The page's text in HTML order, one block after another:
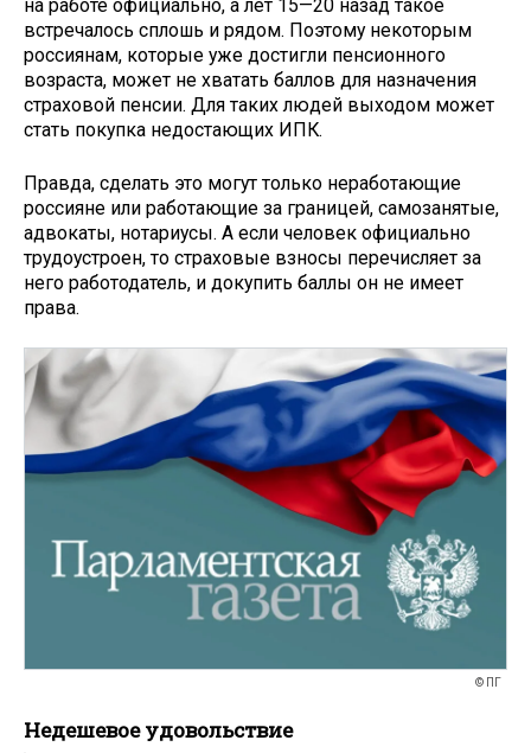
на работе официально, а лет 15—20 назад такое
встречалось сплошь и рядом. Поэтому некоторым
россиянам, которые уже достигли пенсионного
возраста, может не хватать баллов для назначения
страховой пенсии. Для таких людей выходом может
стать покупка недостающих ИПК.
Правда, сделать это могут только неработающие
россияне или работающие за границей, самозанятые,
адвокаты, нотариусы. А если человек официально
трудоустроен, то страховые взносы перечисляет за
него работодатель, и докупить баллы он не имеет
права.
© ПГ
Недешевое удовольствие